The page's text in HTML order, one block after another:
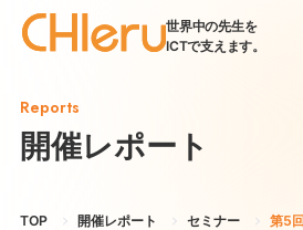
世界中の先生を
ICTで支えます。
Reports
開催レポート
TOP 開催レポート セミナー 第5